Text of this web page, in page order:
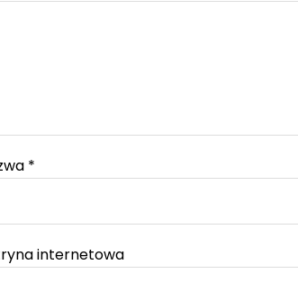
*
internetowa